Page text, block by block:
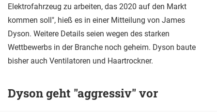
Elektrofahrzeug zu arbeiten, das 2020 auf den Markt
kommen soll", hieß es in einer Mitteilung von James
Dyson. Weitere Details seien wegen des starken
Wettbewerbs in der Branche noch geheim. Dyson baute
bisher auch Ventilatoren und Haartrockner.
Dyson geht "aggressiv" vor